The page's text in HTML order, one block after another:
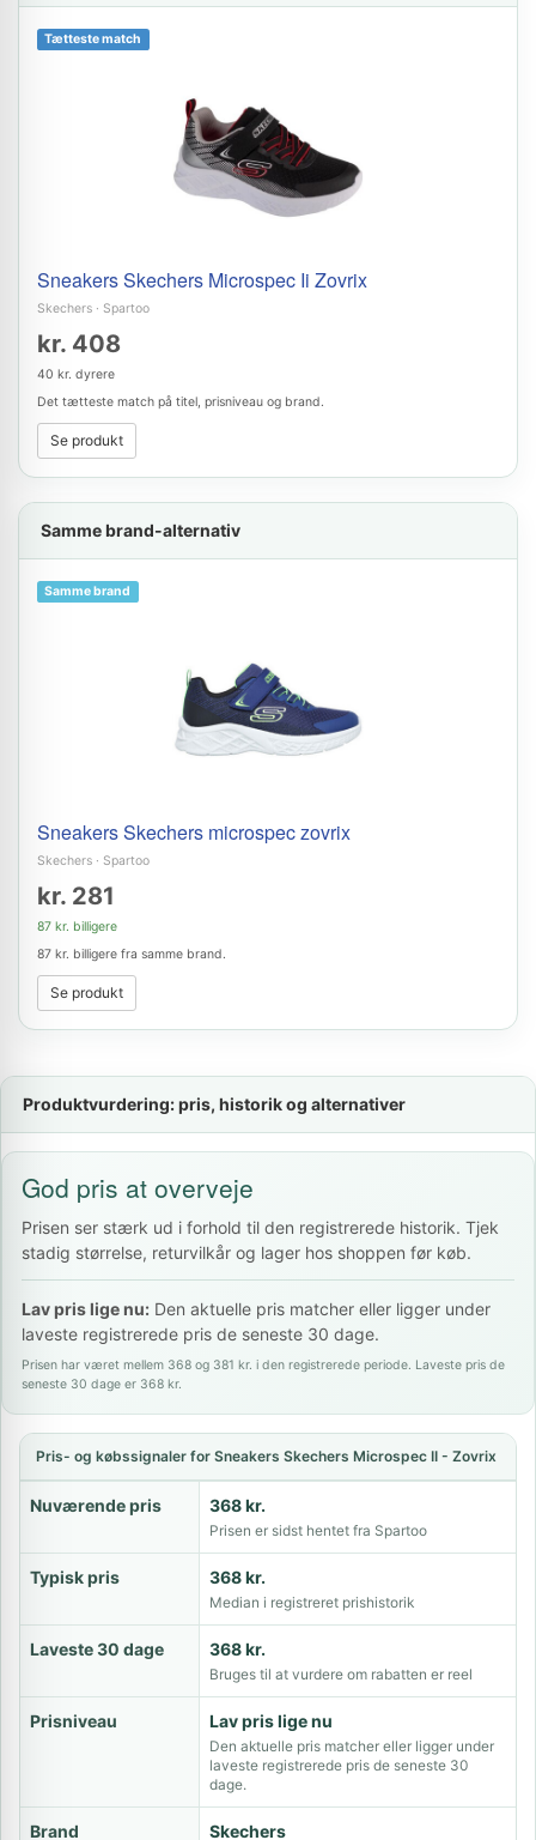
Tætteste match
Sneakers Skechers Microspec Ii Zovrix
Skechers · Spartoo
kr. 408
40 kr. dyrere
Det tætteste match på titel, prisniveau og brand.
Se produkt
Samme brand-alternativ
Samme brand
Sneakers Skechers microspec zovrix
Skechers · Spartoo
kr. 281
87 kr. billigere
87 kr. billigere fra samme brand.
Se produkt
Produktvurdering: pris, historik og alternativer
God pris at overveje
Prisen ser stærk ud i forhold til den registrerede historik. Tjek
stadig størrelse, returvilkår og lager hos shoppen før køb.
Lav pris lige nu: Den aktuelle pris matcher eller ligger under
laveste registrerede pris de seneste 30 dage.
Prisen har været mellem 368 og 381 kr. i den registrerede periode. Laveste pris de
seneste 30 dage er 368 kr.
Pris- og købssignaler for Sneakers Skechers Microspec II - Zovrix
Nuværende pris 368 kr.
Prisen er sidst hentet fra Spartoo
Typisk pris 368 kr.
Median i registreret prishistorik
Laveste 30 dage 368 kr.
Bruges til at vurdere om rabatten er reel
Prisniveau Lav pris lige nu
Den aktuelle pris matcher eller ligger under
laveste registrerede pris de seneste 30
dage.
Brand Skechers